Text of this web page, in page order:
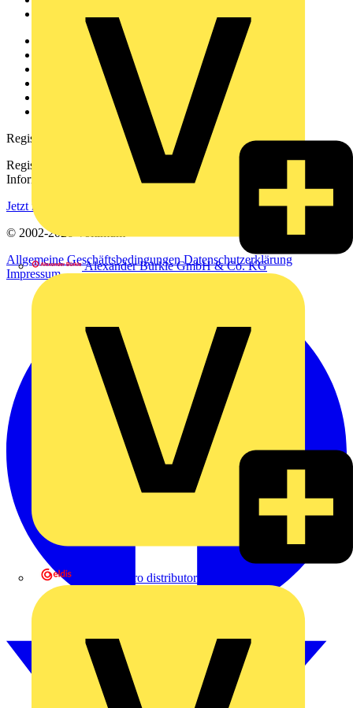
Alexander Bürkle GmbH & Co. KG
eldis electro distributor GmbH
Weitere Links
Downloadbereich (PDFs)
Häufig gestellte Fragen
Registrierung
Registrieren Sie sich kostenlos und erhalten Sie stets aktuelle
Informationen aus der Elektroindustrie.
Jetzt registrieren
© 2002-2026
Allgemeine GeschäftsbedingungenDatenschutzerklärung
Impressum